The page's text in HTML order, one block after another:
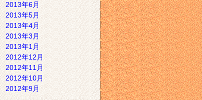
2013年6月
2013年5月
2013年4月
2013年3月
2013年1月
2012年12月
2012年11月
2012年10月
2012年9月